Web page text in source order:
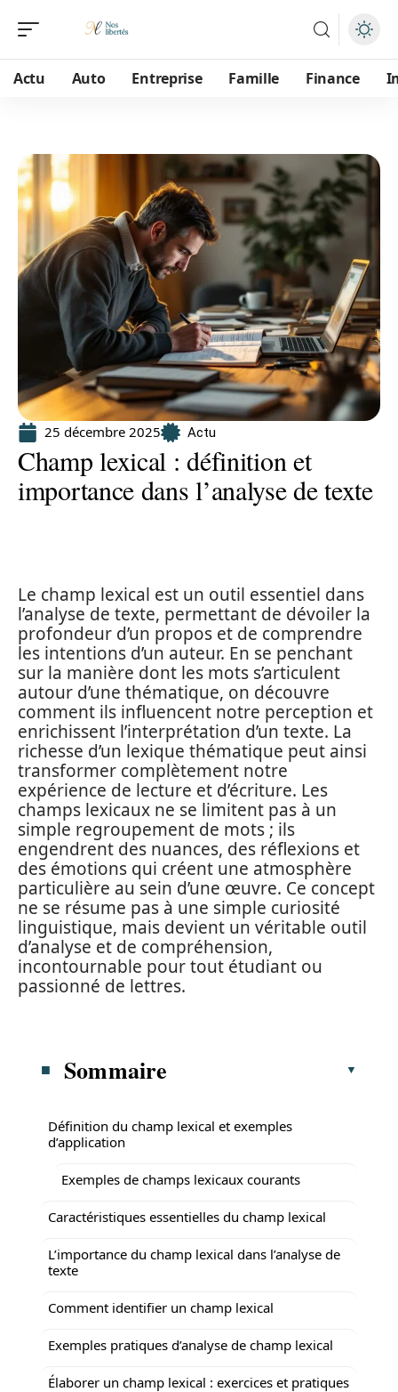
Actu Auto Entreprise Famille Finance
25 décembre 2025 Actu
Champ lexical : définition et
importance dans l’analyse de texte
Le champ lexical est un outil essentiel dans
l’analyse de texte, permettant de dévoiler la
profondeur d’un propos et de comprendre
les intentions d’un auteur. En se penchant
sur la manière dont les mots s’articulent
autour d’une thématique, on découvre
comment ils influencent notre perception et
enrichissent l’interprétation d’un texte. La
richesse d’un lexique thématique peut ainsi
transformer complètement notre
expérience de lecture et d’écriture. Les
champs lexicaux ne se limitent pas à un
simple regroupement de mots ; ils
engendrent des nuances, des réflexions et
des émotions qui créent une atmosphère
particulière au sein d’une œuvre. Ce concept
ne se résume pas à une simple curiosité
linguistique, mais devient un véritable outil
d’analyse et de compréhension,
incontournable pour tout étudiant ou
passionné de lettres.
Sommaire
Définition du champ lexical et exemples
d’application
Exemples de champs lexicaux courants
Caractéristiques essentielles du champ lexical
L’importance du champ lexical dans l’analyse de
texte
Comment identifier un champ lexical
Exemples pratiques d’analyse de champ lexical
Élaborer un champ lexical : exercices et pratiques